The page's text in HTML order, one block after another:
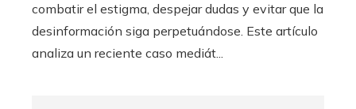
combatir el estigma, despejar dudas y evitar que la
desinformación siga perpetuándose. Este artículo
analiza un reciente caso mediát...